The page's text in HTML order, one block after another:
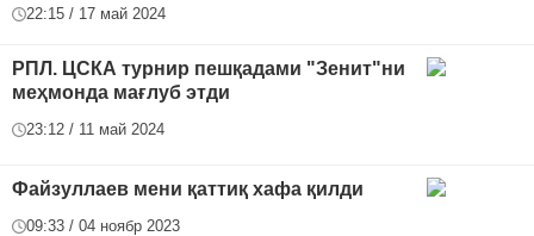
22:15 / 17 май 2024
РПЛ. ЦСКА турнир пешқадами "Зенит"ни
меҳмонда мағлуб этди
23:12 / 11 май 2024
Файзуллаев мени қаттиқ хафа қилди
09:33 / 04 ноябр 2023